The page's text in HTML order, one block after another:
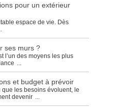
pour un extérieur
espace de vie. Dès
ses murs ?
l’un des moyens les plus
...
et budget à prévoir
que les besoins évoluent, le
devenir ...